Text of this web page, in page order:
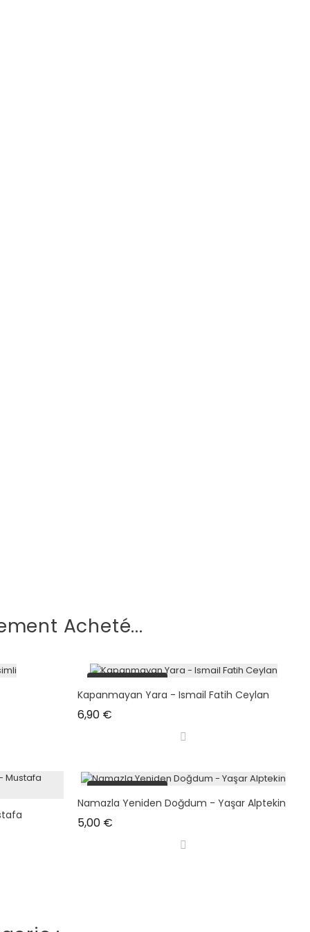
Acheté...
plus en stock
Kapanmayan Yara - Ismail Fatih Ceylan
6,90 €
plus en stock
Namazla Yeniden Doğdum - Yaşar Alptekin
5,00 €